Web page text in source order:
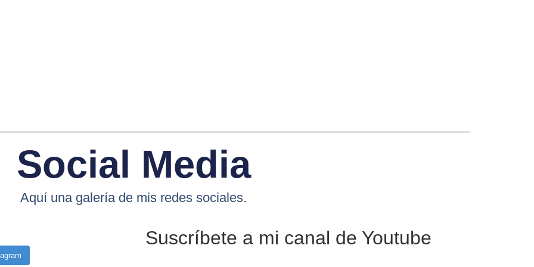
Social Media
Aquí una galería de mis redes sociales.
Suscríbete a mi canal de Youtube